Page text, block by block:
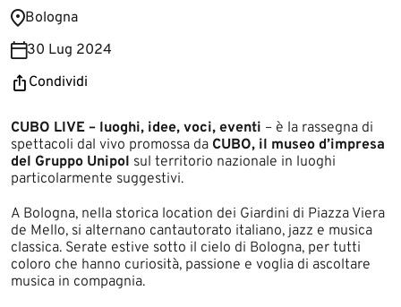
Bologna
30 Lug 2024
Condividi
CUBO LIVE – luoghi, idee, voci, eventi – è la rassegna di
spettacoli dal vivo promossa da CUBO, il museo d’impresa
del Gruppo Unipol sul territorio nazionale in luoghi
particolarmente suggestivi.
A Bologna, nella storica location dei Giardini di Piazza Viera
de Mello, si alternano cantautorato italiano, jazz e musica
classica. Serate estive sotto il cielo di Bologna, per tutti
coloro che hanno curiosità, passione e voglia di ascoltare
musica in compagnia.